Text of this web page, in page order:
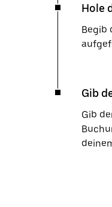
Hole
Begib
Gib
Gib